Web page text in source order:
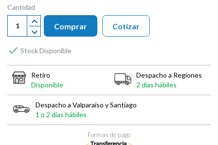
Cantidad
Comprar
 Stock Disponible
Cotizar
Retiro
Disponible
Despacho a Regiones
2 días hábiles
Despacho a Valparaíso y Santiago
1 o 2 días hábiles
Formas de pago